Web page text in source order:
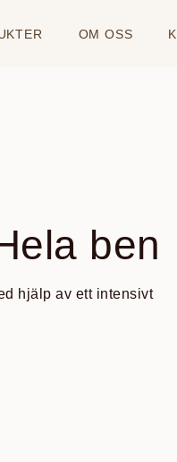
OM OSS
ben
hjälp av ett intensivt